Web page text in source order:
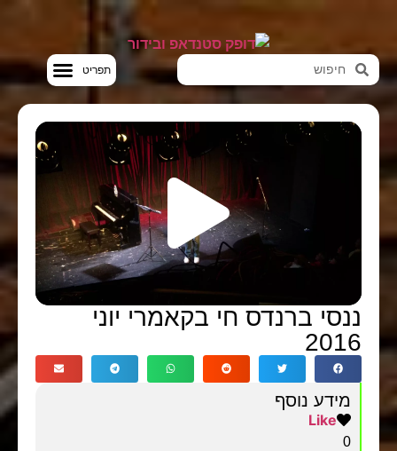
ננסי ברנדס חי בקאמרי יוני
2016
מידע נוסף
Like
0